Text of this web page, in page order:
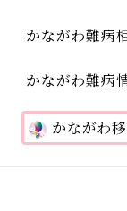
かながわ難病
かながわ難病
かながわ